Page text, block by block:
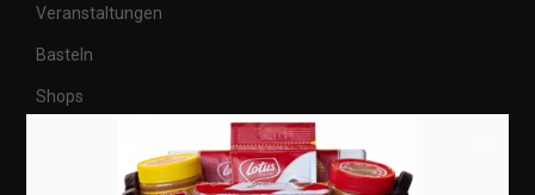
Veranstaltungen
Basteln
Shops